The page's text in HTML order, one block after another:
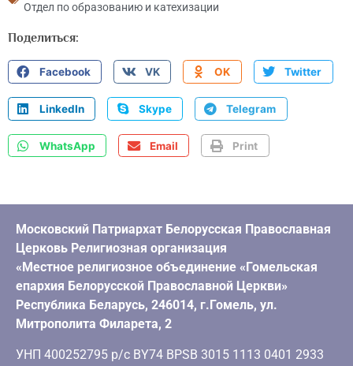
Отдел по образованию и катехизации
Поделиться:
Facebook VK OK Twitter
LinkedIn Skype Telegram
WhatsApp Email Print
Московский Патриархат Белорусская Православная
Церковь Религиозная организация
«Местное религиозное объединение «Гомельская
епархия Белорусской Православной Церкви»
Республика Беларусь, 246014, г.Гомель, ул.
Митрополита Филарета, 2
УНП 400252795 р/с BY74 BPSB 3015 1113 0401 2933